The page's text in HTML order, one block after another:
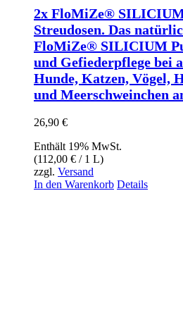
2x FloMiZe®
Streudosen. Das
FloMiZe® SILICIUM
und Gefiederpflege bei
Hunde, Katzen, Vögel,
und Meerschweinchen
26,90 €
Enthält 19% MwSt.
(112,00 € / 1 L)
zzgl. Versand
In den Warenkorb Details